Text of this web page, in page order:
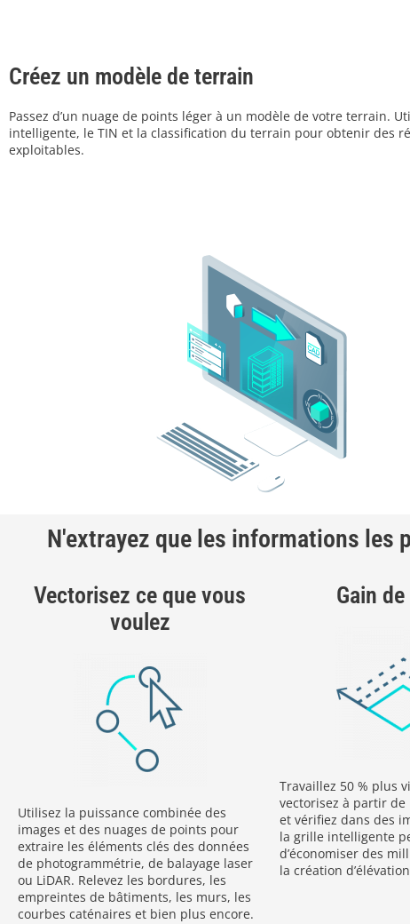
Créez un modèle de terrain
Passez d’un nuage de points léger à un modèle de votre terrain.
intelligente, le TIN et la classification du terrain pour obtenir des
exploitables.
N'extrayez que les informations les
Vectorisez ce que vous
voulez
Utilisez la puissance combinée des
images et des nuages de points pour
extraire les éléments clés des données
de photogrammétrie, de balayage laser
ou LiDAR. Relevez les bordures, les
empreintes de bâtiments, les murs, les
courbes caténaires et bien plus encore.
Gain
Travaillez 50 % plus
vectorisez à partir de
et vérifiez dans des
la grille intelligente
d’économiser des
la création